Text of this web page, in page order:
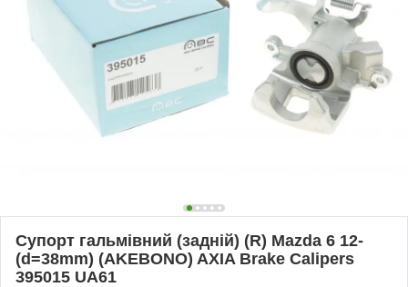
Супорт гальмівний (задній) (R) Mazda 6 12-
(d=38mm) (AKEBONO) AXIA Brake Calipers
395015 UA61